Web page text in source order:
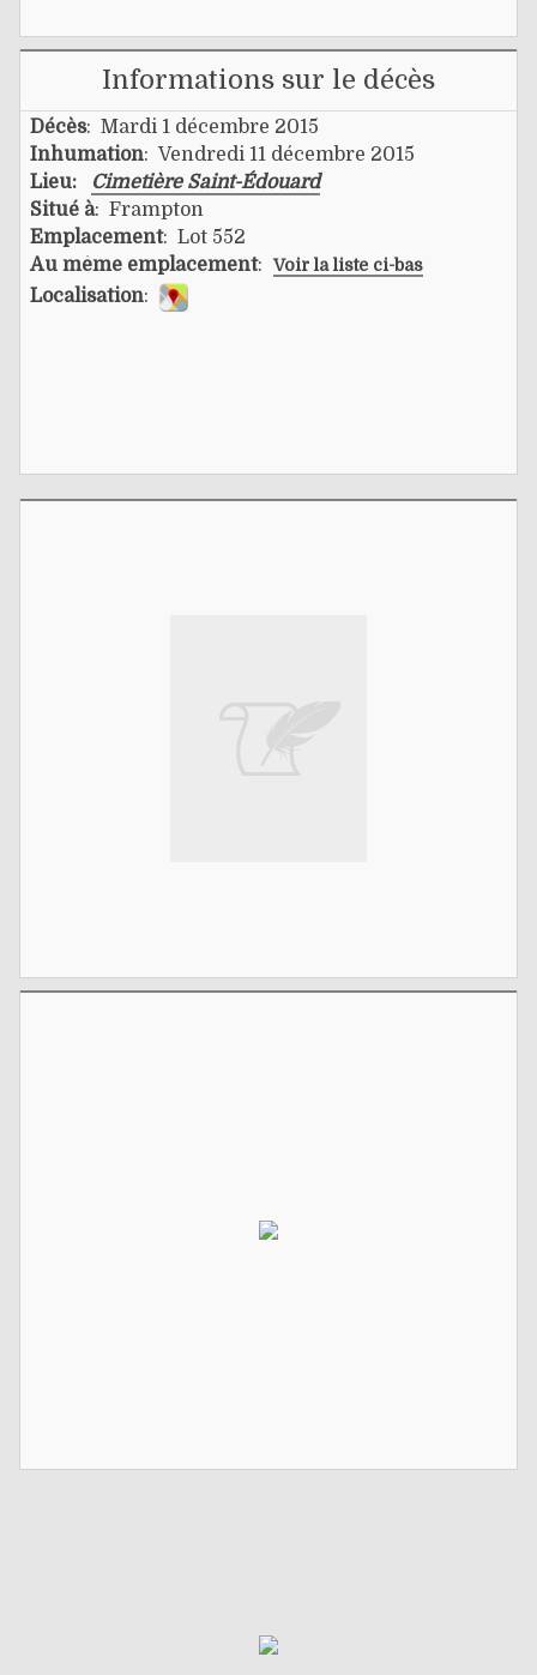
Informations sur le décès
Décès: Mardi 1 décembre 2015
Inhumation: Vendredi 11 décembre 2015
Lieu:
Cimetière Saint-Édouard
Situé à: Frampton
Emplacement: Lot 552
Au même emplacement: Voir la liste ci-bas
Localisation: